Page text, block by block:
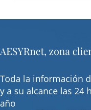
AESYRnet, zona
Toda la información
y a su alcance las 24
año